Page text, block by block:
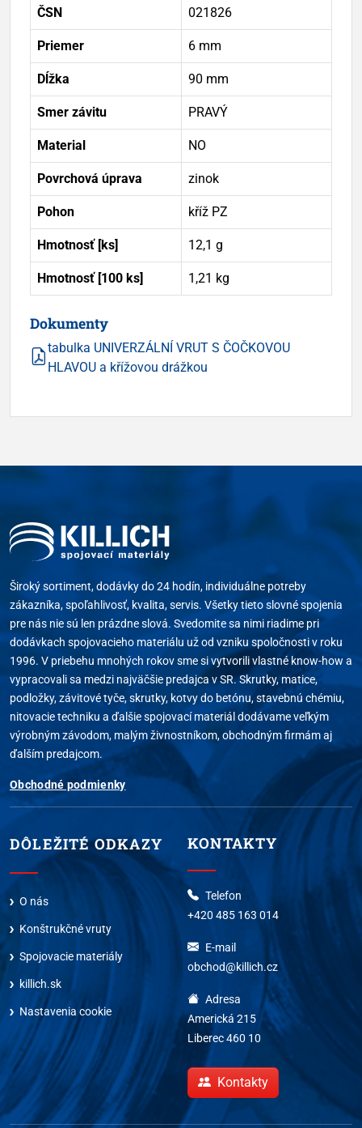
ČSN 021826
Priemer 6 mm
Dĺžka 90 mm
Smer závitu PRAVÝ
Material NO
Povrchová úprava zinok
Pohon kříž PZ
Hmotnosť [ks] 12,1 g
Hmotnosť [100 ks] 1,21 kg
Dokumenty
tabulka UNIVERZÁLNÍ VRUT S ČOČKOVOU
HLAVOU a křížovou drážkou
Široký sortiment, dodávky do 24 hodín, individuálne potreby
zákazníka, spoľahlivosť, kvalita, servis. Všetky tieto slovné spojenia
pre nás nie sú len prázdne slová. Svedomite sa nimi riadime pri
dodávkach spojovacieho materiálu už od vzniku spoločnosti v roku
1996. V priebehu mnohých rokov sme si vytvorili vlastné know-how a
vypracovali sa medzi najväčšie predajca v SR. Skrutky, matice,
podložky, závitové tyče, skrutky, kotvy do betónu, stavebnú chémiu,
nitovacie techniku a ďalšie spojovací materiál dodávame veľkým
výrobným závodom, malým živnostníkom, obchodným firmám aj
ďalším predajcom.
Obchodné podmienky
DÔLEŽITÉ ODKAZY
O nás
Konštrukčné vruty
Spojovacie materiály
killich.sk
Nastavenia cookie
KONTAKTY
Telefon
+420 485 163 014
E-mail
obchod@killich.cz
Adresa
Americká 215
Liberec 460 10
Kontakty